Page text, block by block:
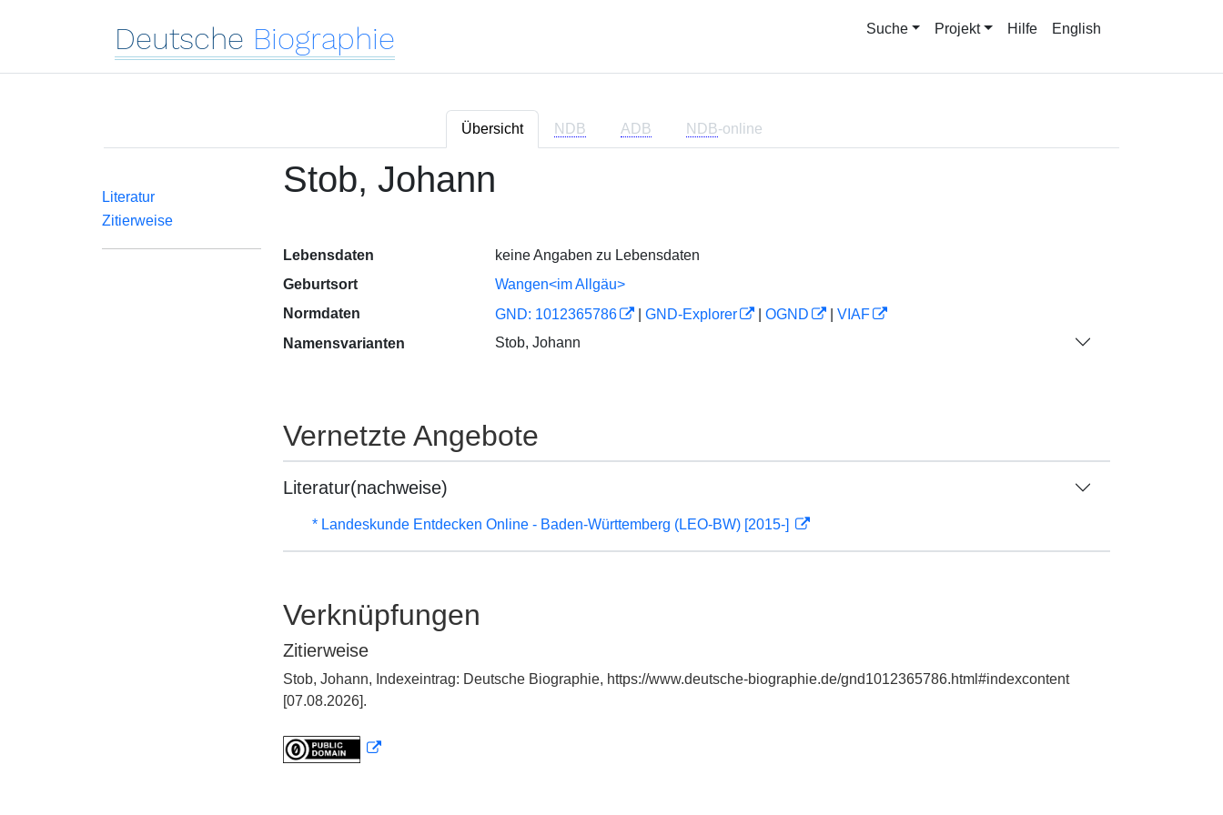
Deutsche Biographie Suche Projekt Hilfe English
Übersicht NDB ADB NDB-online
Literatur
Zitierweise
Stob, Johann
Lebensdaten
keine Angaben zu Lebensdaten
Geburtsort
Wangen<im Allgäu>
Normdaten
GND: 1012365786 GND-Explorer OGND
VIAF
Namensvarianten
Stob, Johann
Vernetzte Angebote
Literatur(nachweise)
* Landeskunde Entdecken Online - Baden-Württemberg (LEO-BW) [2015-]
Verknüpfungen
Zitierweise
Stob, Johann, Indexeintrag: Deutsche Biographie, https://www.deutsche-biographie.de/gnd1012365786.html#indexcontent
[07.08.2026].